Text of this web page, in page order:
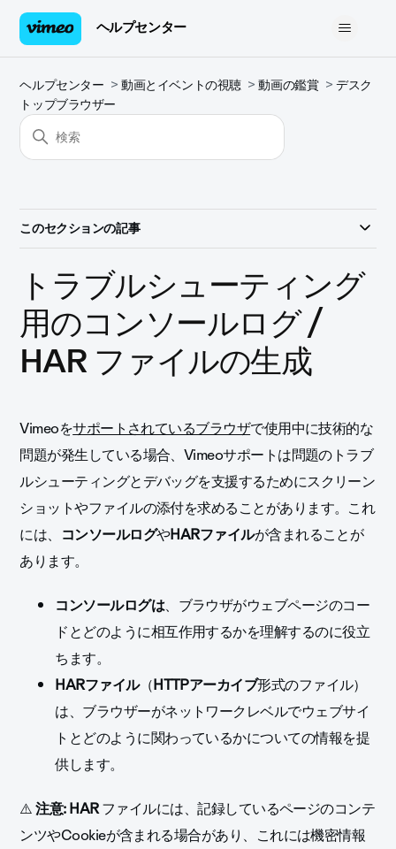
ヘルプセンター
ヘルプセンター 動画とイベントの視聴 動画の鑑賞
デスク
トップブラウザー
このセクションの記事
トラブルシューティング
用のコンソールログ /
HAR ファイルの生成
Vimeoをサポートされているブラウザで使用中に技術的な
問題が発生している場合、Vimeoサポートは問題のトラブ
ルシューティングとデバッグを支援するためにスクリーン
ショットやファイルの添付を求めることがあります。これ
には、 コンソールログやHARファイルが含まれることが
あります。
コンソールログは、ブラウザがウェブページのコー
ドとどのように相互作用するかを理解するのに役立
ちます。
HARファイル（HTTPアーカイブ形式のファイル）
は、ブラウザーがネットワークレベルでウェブサイ
トとどのように関わっているかについての情報を提
供します。
⚠️注意: HARファイルには、記録しているページのコンテ
ンツやCookieが含まれる場合があり、これには機密情報